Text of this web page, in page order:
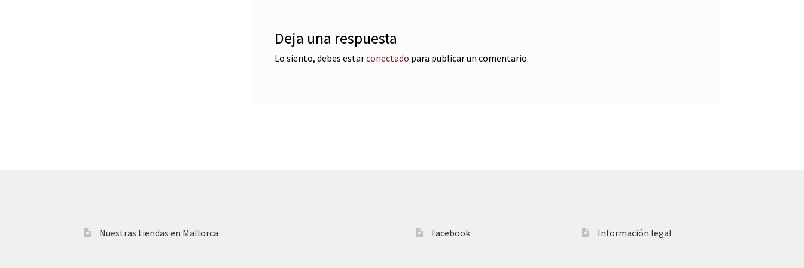
Deja una respuesta
Lo siento, debes estarconectado para publicar un comentario.
Nuestras tiendas en Mallorca Facebook Información legal